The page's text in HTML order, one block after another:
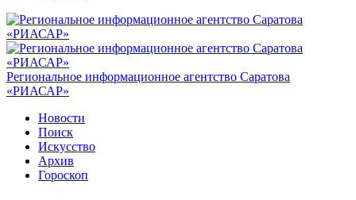
Региональное информационное агентство Саратова
«РИАСАР»
Новости
Поиск
Искусство
Архив
Гороскоп